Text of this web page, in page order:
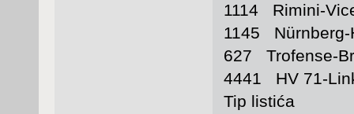
1114 Rimini-
1145
627
4441 HV 71-
Tip listića